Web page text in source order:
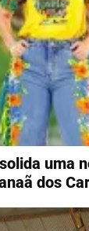
uma
dos